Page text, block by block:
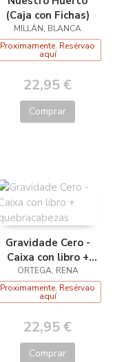
(Caja con Fichas)
MILLÁN, BLANCA
Proximamente. Resérvao
aquí
22,95 €
Comprar
Gravidade Cero -
Caixa con libro +
quebracabezas
ORTEGA, RENA
Proximamente. Resérvao
aquí
22,95 €
Comprar